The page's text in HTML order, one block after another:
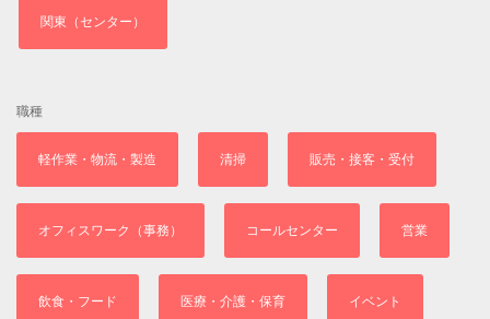
関東（センター）
職種
軽作業・物流・製造 清掃 販売・接客・受付
オフィスワーク（事務） コールセンター 営業
飲食・フード 医療・介護・保育 イベント